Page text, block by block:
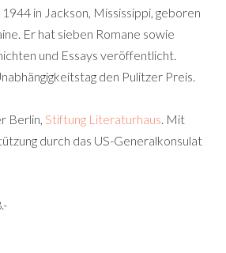
in Jackson, Mississippi, geboren
Er hat sieben Romane sowie
und Essays veröffentlicht.
den Pulitzer Preis.
Berlin, Stiftung Literaturhaus. Mit
durch das US-Generalkonsulat